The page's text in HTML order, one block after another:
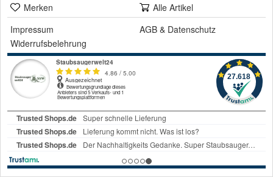
Merken
Alle Artikel
Impressum
AGB & Datenschutz
Widerrufsbelehrung